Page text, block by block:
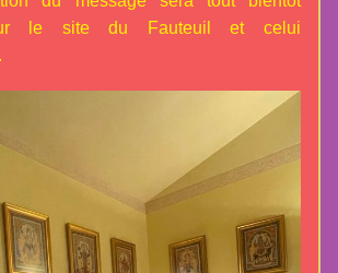
le site du Fauteuil et celui